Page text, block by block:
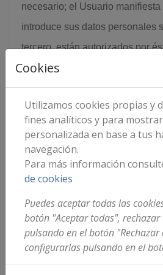
necesario; el Usuario
introduce sus datos personales
tercero, están autorizados por
introducción. BuferElectronica
responsabilidad en el caso de
muestra o corrección de datos
dirección de correo electrónico
aportado a través de cualquiera
la web, pues en ese caso
BuferElectronica pone a
todos los medios para que
Cookies
Utilizamos cookies propias y
fines analíticos y para
personalizada en base a tus
navegación.
Para más información
de cookies
Puedes aceptar todas las
botón "Aceptar todas",
pulsando en el botón "Rechazar
configurarlas pulsando en el